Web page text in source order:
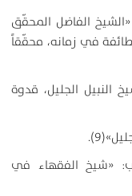
الفاضل المحقّق
في زمانه، محقّقاً
النبيل الجليل، قدوة
«شيخ الفقهاء في